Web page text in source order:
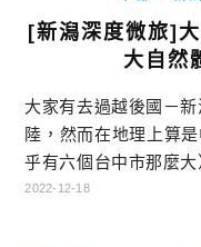
[新潟深度微旅]
大自然
大家有去過越後國－
陸，然而在地理上算
乎有六個台中市那麼
常廣闊。這麼大的縣
2022-12-18